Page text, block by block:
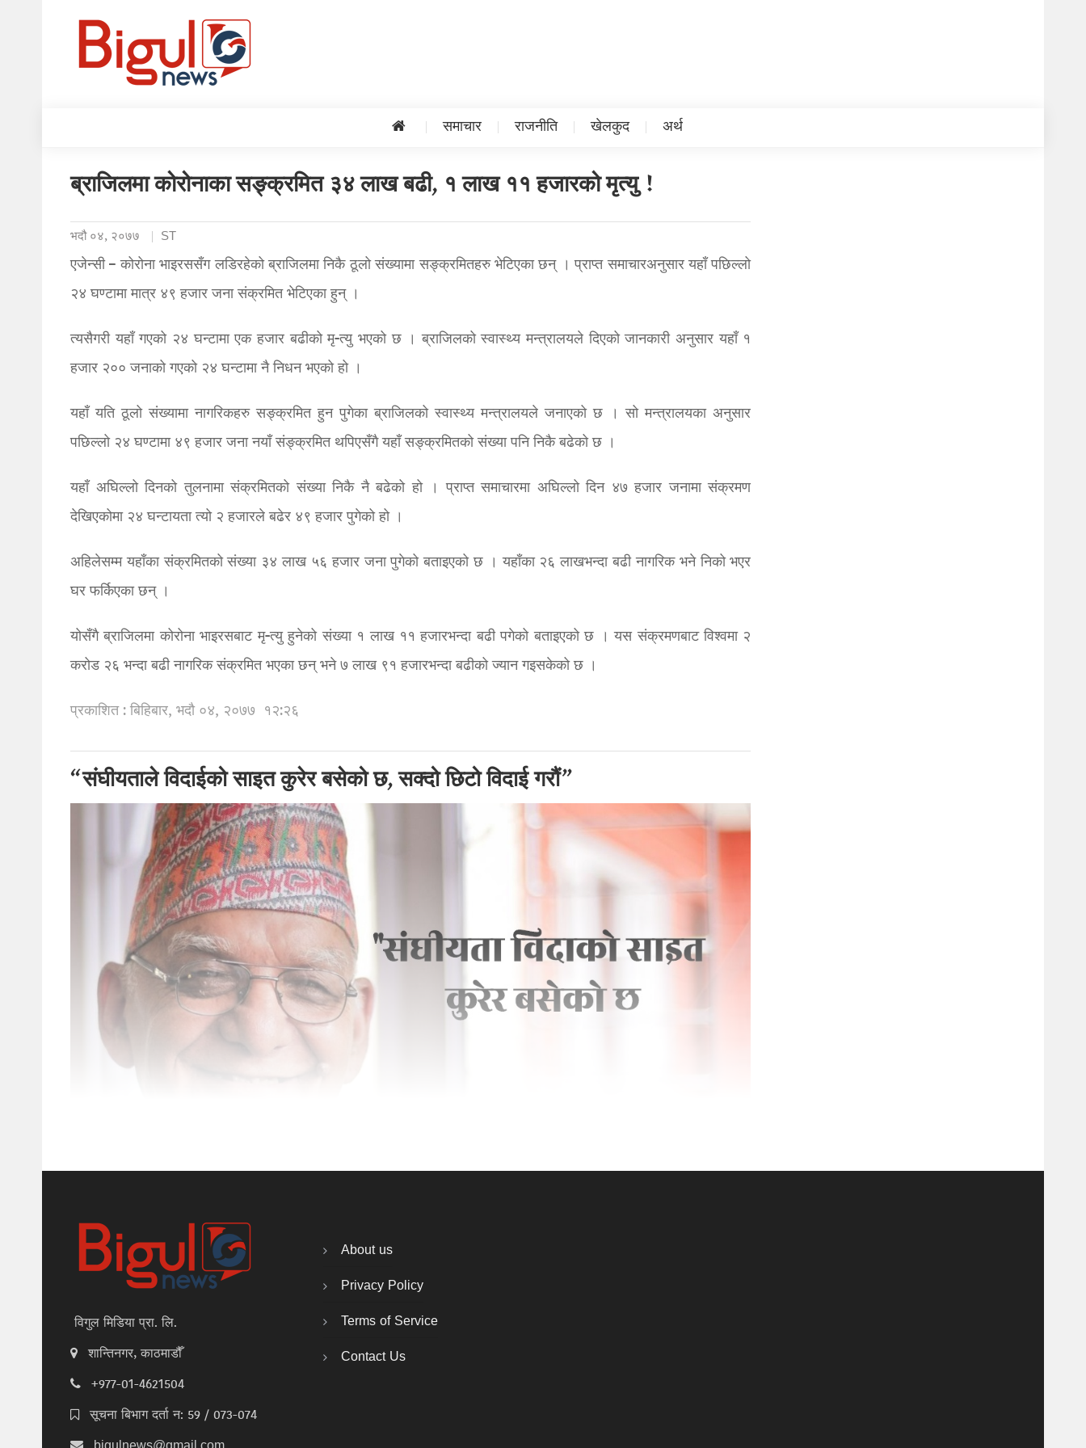
समाचार राजनीति खेलकुद अर्थ
ब्राजिलमा कोरोनाका सङ्क्रमित ३४ लाख बढी, १ लाख ११ हजारको मृत्यु !
भदौ ०४, २०७७ ST
एजेन्सी – कोरोना भाइरससँग लडिरहेको ब्राजिलमा निकै ठूलो संख्यामा सङ्क्रमितहरु भेटिएका छन् । प्राप्त समाचारअनुसार यहाँ पछिल्लो
२४ घण्टामा मात्र ४९ हजार जना संक्रमित भेटिएका हुन् ।
त्यसैगरी यहाँ गएको २४ घन्टामा एक हजार बढीको मृ-त्यु भएको छ । ब्राजिलको स्वास्थ्य मन्त्रालयले दिएको जानकारी अनुसार यहाँ १
हजार २०० जनाको गएको २४ घन्टामा नै निधन भएको हो ।
यहाँ यति ठूलो संख्यामा नागरिकहरु सङ्क्रमित हुन पुगेका ब्राजिलको स्वास्थ्य मन्त्रालयले जनाएको छ । सो मन्त्रालयका अनुसार
पछिल्लो २४ घण्टामा ४९ हजार जना नयाँ संङ्क्रमित थपिएसँगै यहाँ सङ्क्रमितको संख्या पनि निकै बढेको छ ।
यहाँ अघिल्लो दिनको तुलनामा संक्रमितको संख्या निकै नै बढेको हो । प्राप्त समाचारमा अघिल्लो दिन ४७ हजार जनामा संक्रमण
देखिएकोमा २४ घन्टायता त्यो २ हजारले बढेर ४९ हजार पुगेको हो ।
अहिलेसम्म यहाँका संक्रमितको संख्या ३४ लाख ५६ हजार जना पुगेको बताइएको छ । यहाँका २६ लाखभन्दा बढी नागरिक भने निको भएर
घर फर्किएका छन् ।
योसँगै ब्राजिलमा कोरोना भाइरसबाट मृ-त्यु हुनेको संख्या १ लाख ११ हजारभन्दा बढी पगेको बताइएको छ । यस संक्रमणबाट विश्वमा २
करोड २६ भन्दा बढी नागरिक संक्रमित भएका छन् भने ७ लाख ९१ हजारभन्दा बढीको ज्यान गइसकेको छ ।
प्रकाशित : बिहिबार, भदौ ०४, २०७७ १२:२६
“संघीयताले विदाईको साइत कुरेर बसेको छ, सक्दो छिटो विदाई गरौं”
विगुल मिडिया प्रा. लि.
शान्तिनगर, काठमाडौँ
+977-01-4621504
सूचना बिभाग दर्ता न: 59 / 073-074
About us
Privacy Policy
Terms of Service
Contact Us